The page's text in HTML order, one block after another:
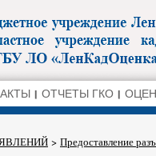
ОТЧЕТЫ ГКО
> Предоставление